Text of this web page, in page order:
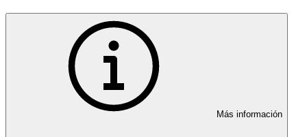
Más información